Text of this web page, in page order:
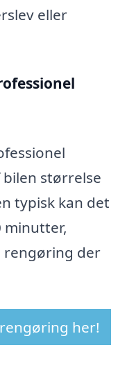
eller
størrelse
typisk kan det
minutter,
der
her!